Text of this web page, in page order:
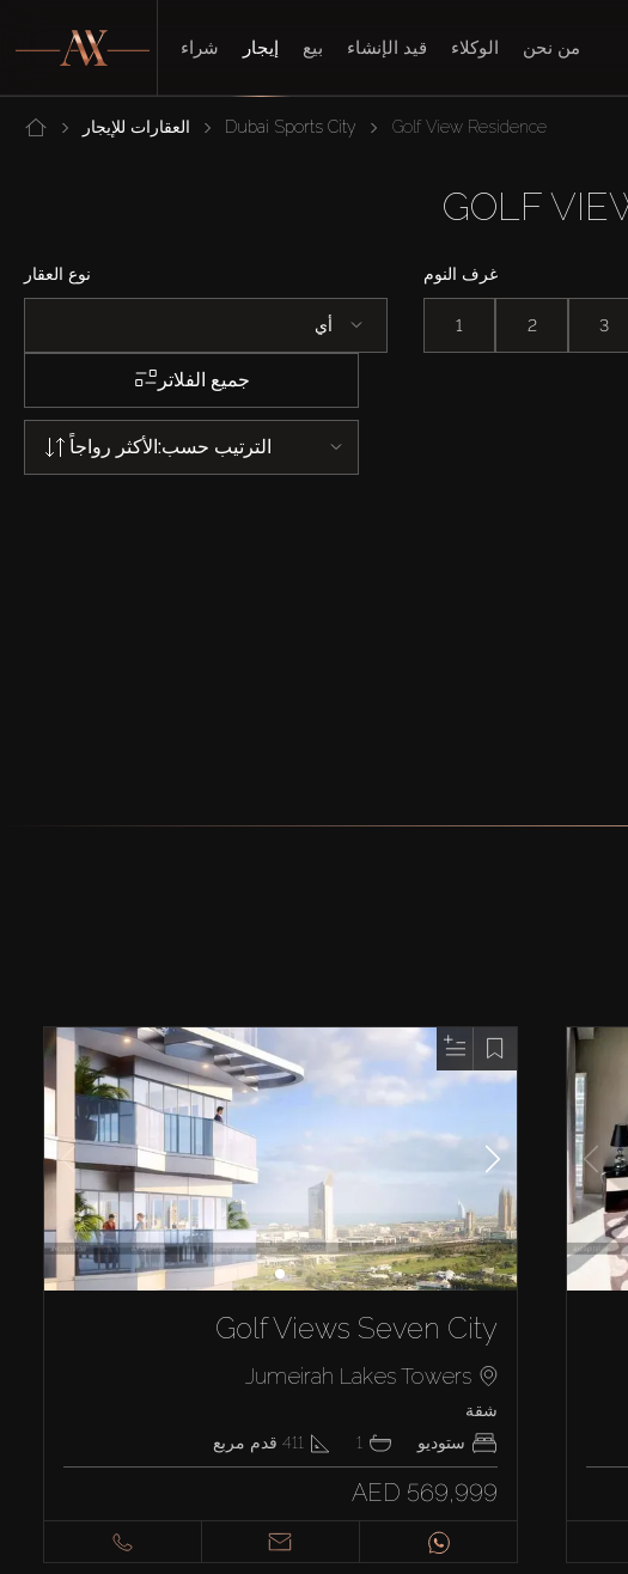
شراء إيجار بيع قيد الإنشاء الوكلاء من نحن
العقارات للإيجار Dubai Sports City Golf View Residence
نوع العقار
أي
غرف النوم
1 2 3
جميع الفلاتر
الأكثر رواجاًالترتيب حسب:
Golf Views Seven City
Jumeirah Lakes Towers
شقة
ستوديو
1
411 قدم مربع
AED 569,999